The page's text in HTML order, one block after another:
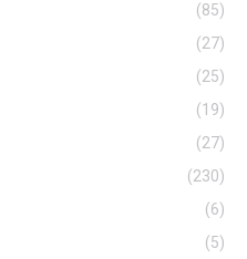
(85)
(27)
(25)
(19)
(27)
(230)
(6)
(5)